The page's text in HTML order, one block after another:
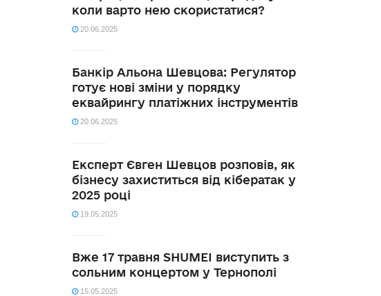
коли варто нею скористатися?
20.06.2025
Банкір Альона Шевцова: Регулятор
готує нові зміни у порядку
еквайрингу платіжних інструментів
20.06.2025
Експерт Євген Шевцов розповів, як
бізнесу захиститься від кібератак у
2025 році
19.05.2025
Вже 17 травня SHUMEI виступить з
сольним концертом у Тернополі
15.05.2025